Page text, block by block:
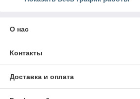
О нас
Контакты
Доставка и оплата